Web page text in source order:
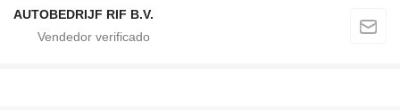
AUTOBEDRIJF RIF B.V.